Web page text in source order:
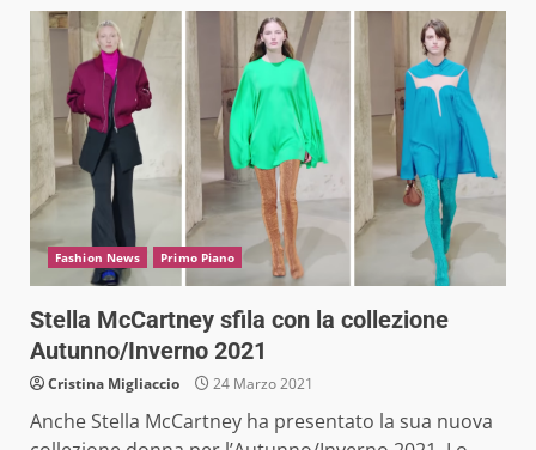
Fashion News Primo Piano
Stella McCartney sfila con la collezione
Autunno/Inverno 2021
Cristina Migliaccio 24 Marzo 2021
Anche Stella McCartney ha presentato la sua nuova